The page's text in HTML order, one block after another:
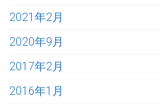
2021年2月
2020年9月
2017年2月
2016年1月